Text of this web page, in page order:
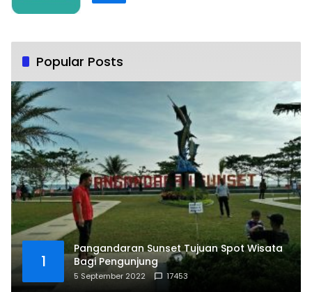
Popular Posts
1
Pangandaran Sunset Tujuan Spot Wisata
Bagi Pengunjung
5 September 2022 17453